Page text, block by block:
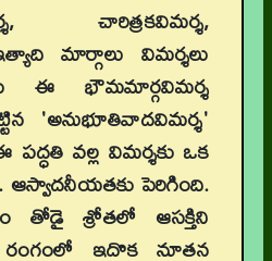
చారిత్రకవిమర్శ,
మార్గాలు విమర్శలు
ఈ భౌమమార్గవిమర్శ
'అనుభూతివాదవిమర్శ'
పద్ధతి వల్ల విమర్శకు ఒక
ఆస్వాదనీయతకు పెరిగింది.
తోడై శ్రోతలో ఆసక్తిని
ఇదొక నూతన